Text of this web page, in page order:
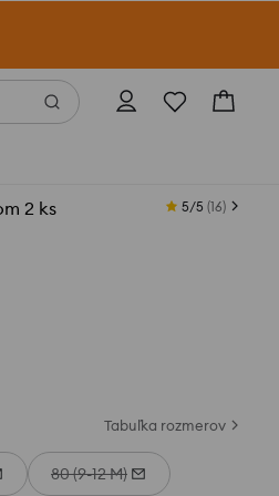
2 ks 5/5 (16)
Tabuľka rozmerov
80 (9-12 M)